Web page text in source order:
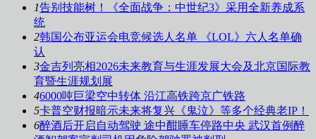
1告别技能树！《全面战争：中世纪3》采用全新养成系
统
2韩国公布亚运会电竞候选人名单 《LOL》六人名单确
认
3金吉列亮相2026未来教育与生涯发展大会及北京国际教
育暨生涯规划展
46000吨巨梁空中转体 沿江高铁跨京广铁路
5卡普空财报暗示未来将复兴《鬼泣》等多个经典老IP！
6醉酒后开启自动驾驶 途中酣睡车停路中央 武汉首例醉